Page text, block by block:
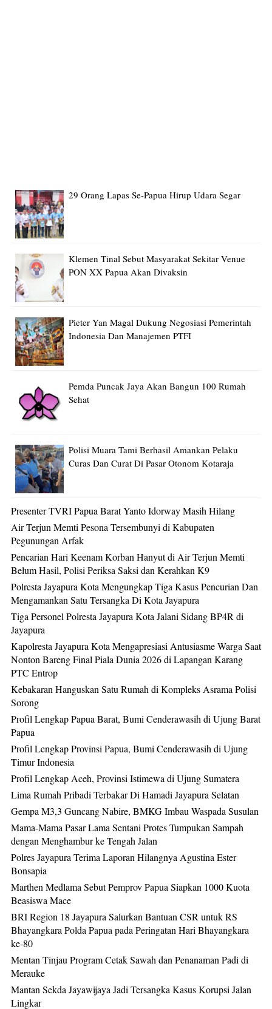
29 Orang Lapas Se-Papua Hirup Udara Segar
Klemen Tinal Sebut Masyarakat Sekitar Venue
PON XX Papua Akan Divaksin
Pieter Yan Magal Dukung Negosiasi Pemerintah
Indonesia Dan Manajemen PTFI
Pemda Puncak Jaya Akan Bangun 100 Rumah
Sehat
Polisi Muara Tami Berhasil Amankan Pelaku
Curas Dan Curat Di Pasar Otonom Kotaraja
Presenter TVRI Papua Barat Yanto Idorway Masih Hilang
Air Terjun Memti Pesona Tersembunyi di Kabupaten
Pegunungan Arfak
Pencarian Hari Keenam Korban Hanyut di Air Terjun Memti
Belum Hasil, Polisi Periksa Saksi dan Kerahkan K9
Polresta Jayapura Kota Mengungkap Tiga Kasus Pencurian Dan
Mengamankan Satu Tersangka Di Kota Jayapura
Tiga Personel Polresta Jayapura Kota Jalani Sidang BP4R di
Jayapura
Kapolresta Jayapura Kota Mengapresiasi Antusiasme Warga Saat
Nonton Bareng Final Piala Dunia 2026 di Lapangan Karang
PTC Entrop
Kebakaran Hanguskan Satu Rumah di Kompleks Asrama Polisi
Sorong
Profil Lengkap Papua Barat, Bumi Cenderawasih di Ujung Barat
Papua
Profil Lengkap Provinsi Papua, Bumi Cenderawasih di Ujung
Timur Indonesia
Profil Lengkap Aceh, Provinsi Istimewa di Ujung Sumatera
Lima Rumah Pribadi Terbakar Di Hamadi Jayapura Selatan
Gempa M3,3 Guncang Nabire, BMKG Imbau Waspada Susulan
Mama-Mama Pasar Lama Sentani Protes Tumpukan Sampah
dengan Menghambur ke Tengah Jalan
Polres Jayapura Terima Laporan Hilangnya Agustina Ester
Bonsapia
Marthen Medlama Sebut Pemprov Papua Siapkan 1000 Kuota
Beasiswa Mace
BRI Region 18 Jayapura Salurkan Bantuan CSR untuk RS
Bhayangkara Polda Papua pada Peringatan Hari Bhayangkara
ke-80
Mentan Tinjau Program Cetak Sawah dan Penanaman Padi di
Merauke
Mantan Sekda Jayawijaya Jadi Tersangka Kasus Korupsi Jalan
Lingkar